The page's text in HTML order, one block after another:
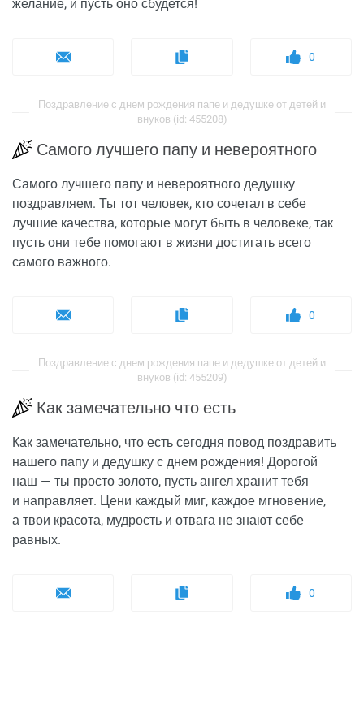
желание, и пусть оно сбудется!
0
Поздравление с днем рождения папе и дедушке от детей и
внуков (id: 455208)
Самого лучшего папу и невероятного
Самого лучшего папу и невероятного дедушку
поздравляем. Ты тот человек, кто сочетал в себе
лучшие качества, которые могут быть в человеке, так
пусть они тебе помогают в жизни достигать всего
самого важного.
0
Поздравление с днем рождения папе и дедушке от детей и
внуков (id: 455209)
Как замечательно что есть
Как замечательно, что есть сегодня повод поздравить
нашего папу и дедушку с днем рождения! Дорогой
наш — ты просто золото, пусть ангел хранит тебя
и направляет. Цени каждый миг, каждое мгновение,
а твои красота, мудрость и отвага не знают себе
равных.
0